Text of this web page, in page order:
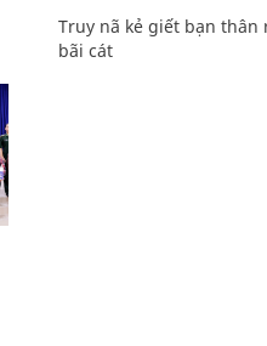
Truy nã kẻ giết bạn
bãi cát